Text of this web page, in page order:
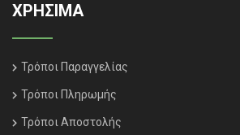
ΧΡΗΣΙΜΑ
Τρόποι Παραγγελίας
Τρόποι Πληρωμής
Τρόποι Αποστολής